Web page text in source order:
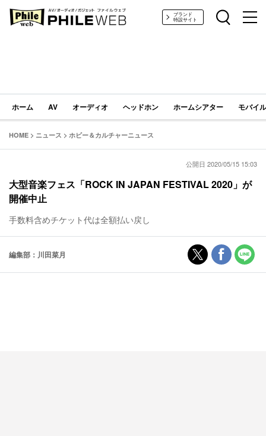
PHILE WEB｜AV/オーディオ/ガジェットブランド
特設サイト
ホーム AV オーディオ ヘッドホン ホームシアター モバイ
HOME > ニュース > ホビー＆カルチャーニュース
公開日 2020/05/15 15:03
大型音楽フェス「ROCK IN JAPAN FESTIVAL 2020」が
開催中止
手数料含めチケット代は全額払い戻し
編集部：川田菜月